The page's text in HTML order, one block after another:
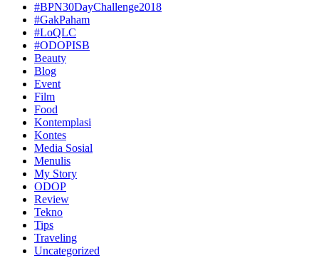
#BPN30DayChallenge2018
#GakPaham
#LoQLC
#ODOPISB
Beauty
Blog
Event
Film
Food
Kontemplasi
Kontes
Media Sosial
Menulis
My Story
ODOP
Review
Tekno
Tips
Traveling
Uncategorized